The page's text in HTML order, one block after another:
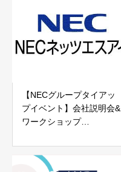
【NECグループタイアッ
プイベント】会社説明会&
ワークショップ